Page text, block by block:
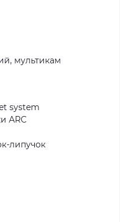
мультикам
system
ARC
липучок